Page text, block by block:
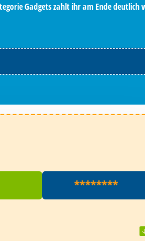
Gadgets zahlt ihr am Ende deutlich
********